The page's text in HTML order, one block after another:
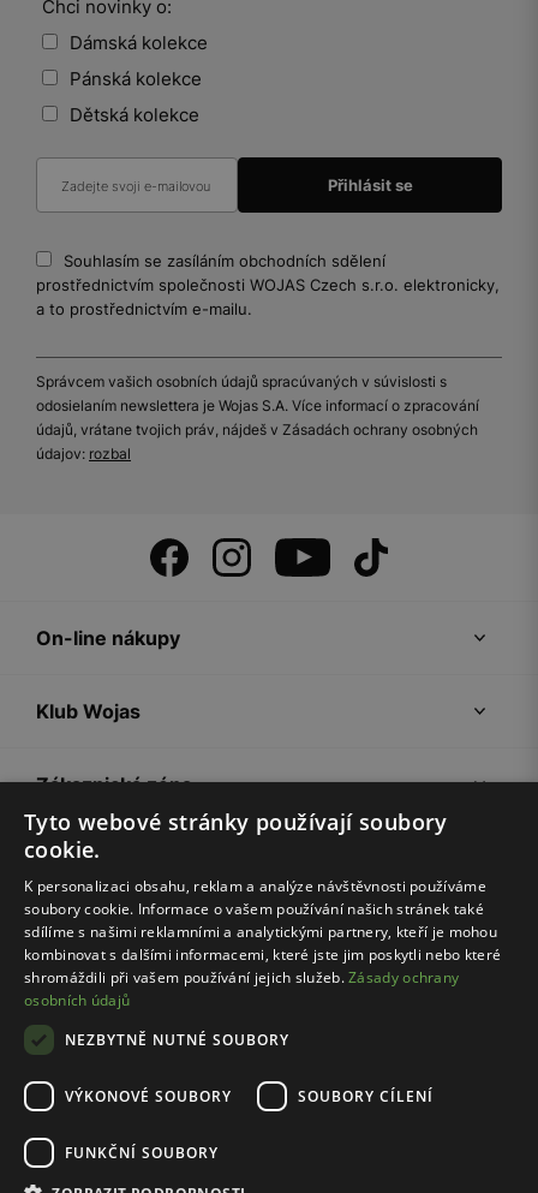
Chci novinky o:
Dámská kolekce
Pánská kolekce
Dětská kolekce
Souhlasím se zasíláním obchodních sdělení
prostřednictvím společnosti WOJAS Czech s.r.o. elektronicky,
a to prostřednictvím e-mailu.
Správcem vašich osobních údajů spracúvaných v súvislosti s
odosielaním newslettera je Wojas S.A. Více informací o zpracování
údajů, vrátane tvojich práv, nájdeš v Zásadách ochrany osobných
údajov: rozbal
On-line nákupy
Klub Wojas
Zákaznická zóna
Společnost Wojas
Rady
Pravidla e-shopu
Zásady ochrany osobních údajů
Tyto webové stránky používají soubory
cookie.
K personalizaci obsahu, reklam a analýze návštěvnosti používáme
soubory cookie. Informace o vašem používání našich stránek také
sdílíme s našimi reklamními a analytickými partnery, kteří je mohou
kombinovat s dalšími informacemi, které jste jim poskytli nebo které
shromáždili při vašem používání jejich služeb.Zásady ochrany
osobních údajů
NEZBYTNĚ NUTNÉ SOUBORY
VÝKONOVÉ SOUBORY SOUBORY CÍLENÍ
FUNKČNÍ SOUBORY